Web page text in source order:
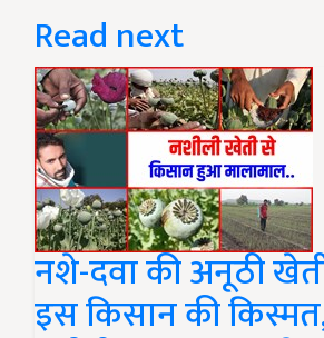
Read next
नशे-दवा की अनूठी
इस किसान की